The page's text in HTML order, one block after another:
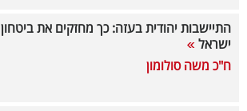
התיישבות יהודית בעזה: כך מחזקים את ביטחון
ישראל
ח"כ משה סולומון